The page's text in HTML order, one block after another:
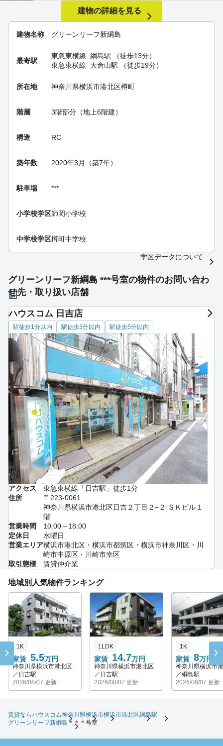
建物名称 グリーンリーフ新綱島
最寄駅
東急東横線 綱島駅 （徒歩13分）
東急東横線
大倉山駅 （徒歩19分）
所在地 神奈川県横浜市港北区樽町
階層 3階部分（地上6階建）
構造 RC
築年数 2020年3月（築7年）
駐車場 ***
小学校学区師岡小学校
中学校学区樽町中学校
建物の詳細を見る
学区データについて
グリーンリーフ新綱島 ***号室の物件のお問い合わ
せ先・取り扱い店舗
ハウスコム 日吉店
駅徒歩1分以内 駅徒歩3分以内 駅徒歩5分以内
アクセス
東急東横線「日吉駅」徒歩1分
住所
〒223-0061
神奈川県横浜市港北区日吉２丁目２−２ ＳＫビル 1
階
営業時間
10:00～18:00
定休日
水曜日
営業エリア横浜市港北区・横浜市都筑区・横浜市神奈川区・川
崎市中原区・川崎市幸区
取引態様
賃貸仲介業
地域別人気物件ランキング
家賃 5.5万円
1K
神奈川県横浜市港北区
／日吉駅
2026/08/07 更新
家賃 14.7万円
1LDK
神奈川県横浜市港北区
／日吉駅
2026/08/07 更新
家賃 8万円
1K
神奈川県横浜市
／綱島駅
2026/08/07 更新
賃貸ならハウスコム神奈川県横浜市横浜市港北区綱島駅
グリーンリーフ新綱島 ＊＊＊号室